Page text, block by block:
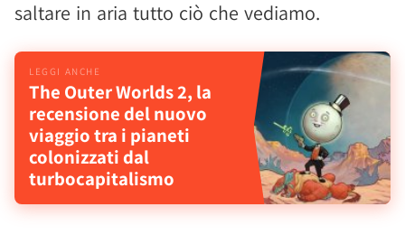
saltare in aria tutto ciò che vediamo.
The Outer Worlds 2, la
recensione del nuovo
viaggio tra i pianeti
colonizzati dal
turbocapitalismo